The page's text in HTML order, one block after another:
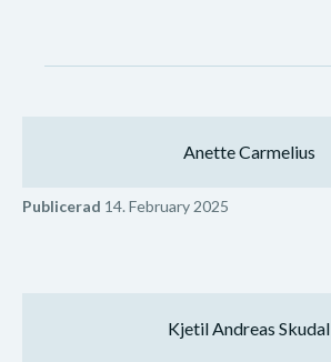
Anette Carmelius
Publicerad 14. February 2025
Kjetil Andreas Skudal